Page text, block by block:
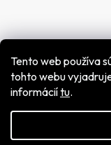
Tento web používa
tohto webu
informáciítu.